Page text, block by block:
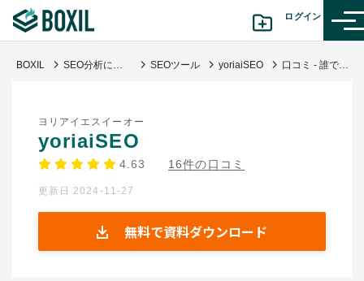
ログイン
診断から探す(β版)
BOXILの使い方ガイド 情報掲載をご希望の方へ
BOXIL SEO分析に必須なチェック・診断・解析ツール無料&有料一覧 | キーワード調査手法も【決定版】 SEOツール yoriaiSEO 口コミ - 誰でも簡単にSEOチェックができる！
ヨリアイエスイーオー
yoriaiSEO
4.63 16件の口コミ
更新日 2024-11-27
無料で資料ダウンロード